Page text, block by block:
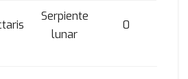
Serpiente
lunar
0